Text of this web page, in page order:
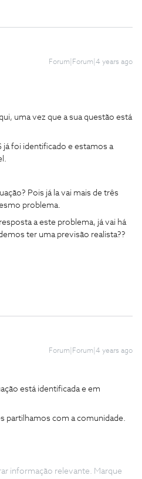
Forum|Forum|4 years ago
uma vez que a sua questão está
já foi identificado e estamos a
Pois já la vai mais de três
problema.
a este problema, já vai há
ter uma previsão realista??
Forum|Forum|4 years ago
está identificada e em
partilhamos com a comunidade.
informação relevante. Marque